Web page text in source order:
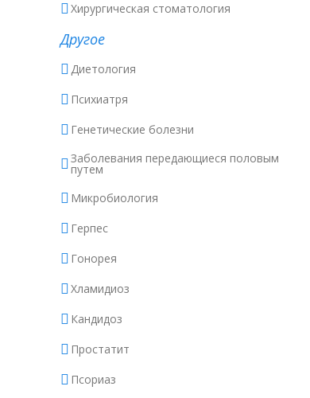
Хирургическая стоматология
Другое
Диетология
Психиатря
Генетические болезни
Заболевания передающиеся половым
путем
Микробиология
Герпес
Гонорея
Хламидиоз
Кандидоз
Простатит
Псориаз